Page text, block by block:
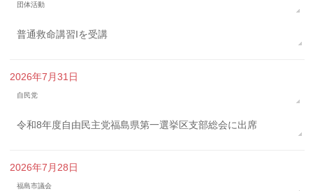
団体活動
普通救命講習Iを受講
2026年7月31日
自民党
令和8年度自由民主党福島県第一選挙区支部総会に出席
2026年7月28日
福島市議会